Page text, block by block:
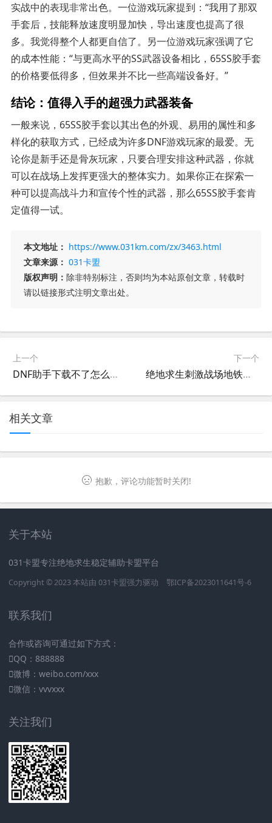
实战中的表现非常出色。一位游戏玩家提到：“我用了那双
手套后，技能释放速度明显加快，导出速度也提高了很
多。我觉得整个人都更自信了。另一位游戏玩家强调了它
的成本性能：“与更高水平的SS武器设备相比，65SS胶手套
的价格要低得多，但效果并不比一些高端设备好。”
结论：值得入手的超强力武器装备
一般来说，65SS胶手套以其出色的外观、易用的属性和多
样化的获取方式，已经成为许多DNF游戏玩家的最爱。无
论你是新手还是骨灰玩家，只要合理安排这种武器，你就
可以在战场上发挥更强大的整体实力。如果你正在探索一
种可以提高战斗力和宣传个性的武器，那么65SS胶手套肯
定值得一试。
本文地址： https://www.031km.com/zx/3463.html
文章来源： 031卡盟
版权声明： 除非特别标注，否则均为本站原创文章，转载时
请以链接形式注明文章出处。
上一个
DNF助手下载不了怎么办-DNF助手无法下载的解决方法与原因分析
下一个
绝地求生刺激战场地铁逃生攻略-绝地求生地铁逃生玩法技巧与路线分析
相关文章
抱歉，评论功能暂时关闭!
关于本站
031卡盟专注绝地求生稳定辅助卡盟平台
Copyright © 2023 本站由 031卡盟强力驱动 鄂ICP备2023011641号-6
联系我们
合作或咨询可通过如下方式：
QQ：888888
微博：weibo.com/xxx
微信：vvvxxx
关注我们